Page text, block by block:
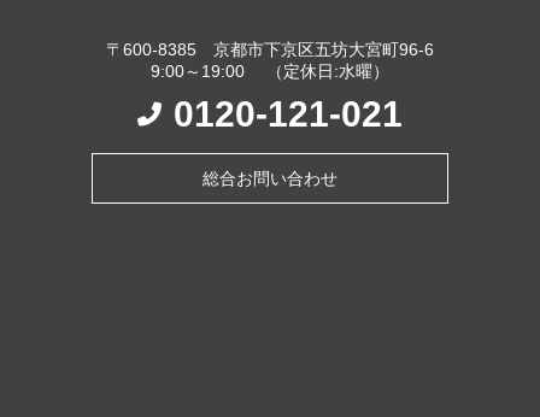
〒600-8385 京都市下京区五坊大宮町96-6
9:00～19:00 （定休日:水曜）
0120-121-021
総合お問い合わせ